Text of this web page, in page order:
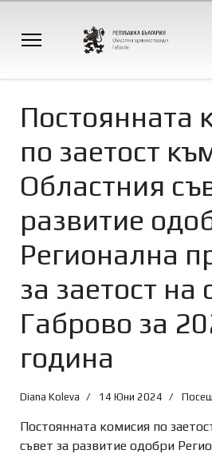
Постоянната
по заетост
Областния
развитие
Регионална
за заетост на
Габрово за
година
Diana Koleva 14 Юни 2024
Постоянната комисия по
съвет за развитие одобри